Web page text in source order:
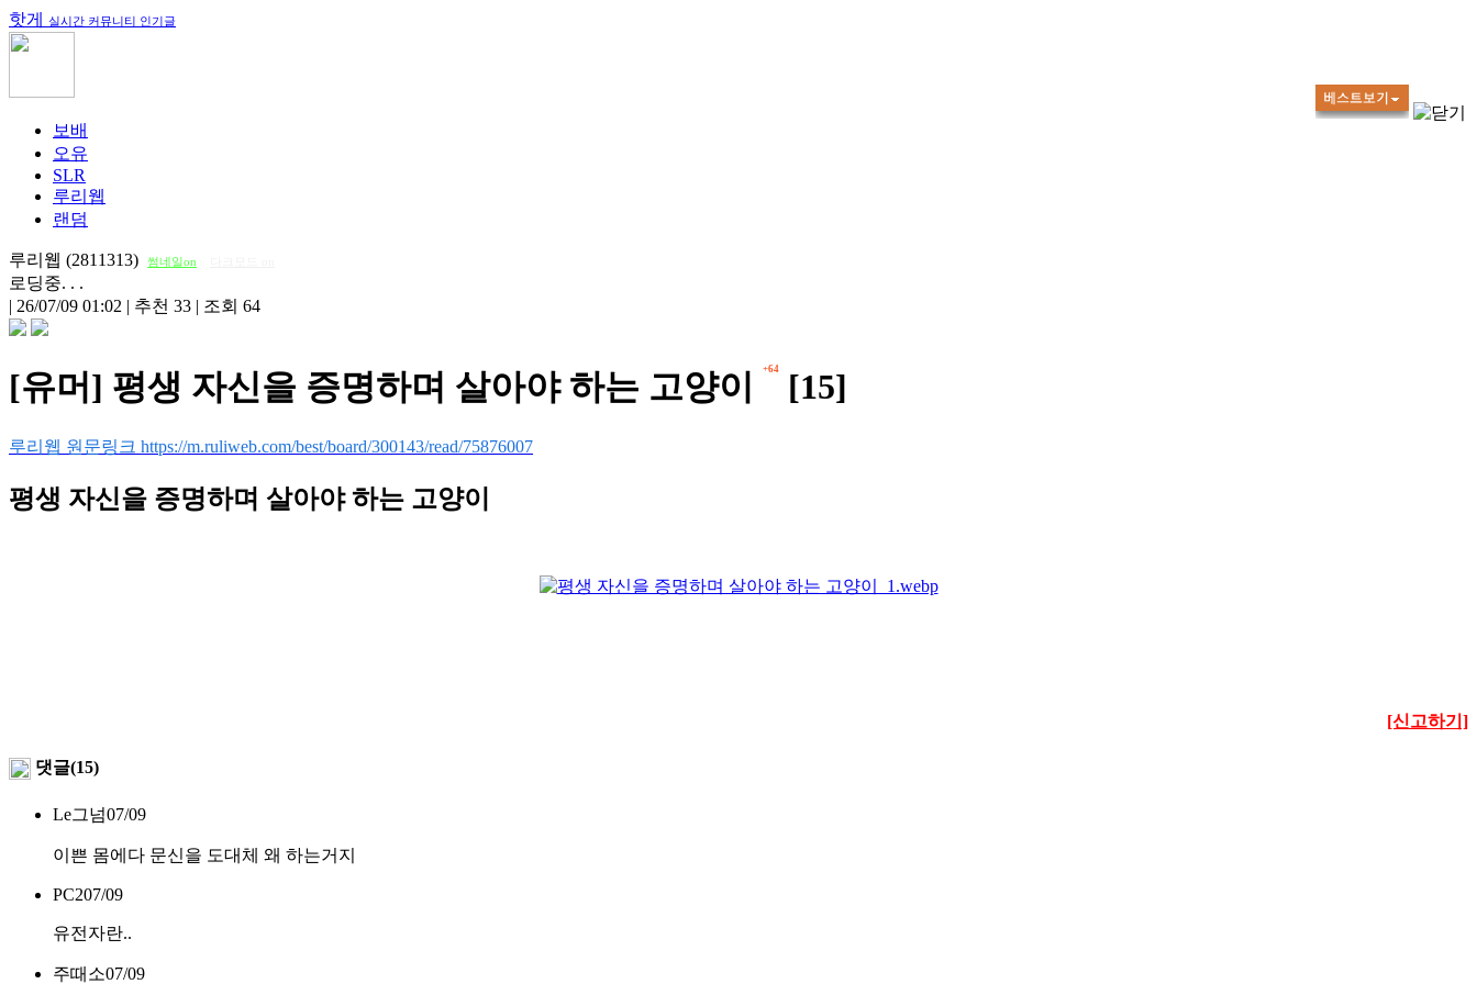
핫게 실시간 커뮤니티 인기글
보배
오유
SLR
루리웹
랜덤
루리웹 (2811313) 썸네일on
로딩중. . .
| 26/07/09 01:02 | 추천 33 | 조회 64
[유머] 평생 자신을 증명하며 살아야 하는 고양이 +64 [15]
루리웹 원문링크 https://m.ruliweb.com/best/board/300143/read/75876007
평생 자신을 증명하며 살아야 하는 고양이
[신고하기]
댓글(15)
Le그넘07/09
이쁜 몸에다 문신을 도대체 왜 하는거지
PC207/09
유전자란..
주때소07/09